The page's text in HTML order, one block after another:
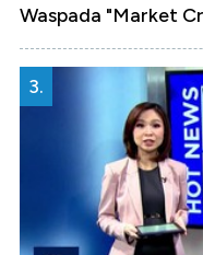
Waspada "Market
3.